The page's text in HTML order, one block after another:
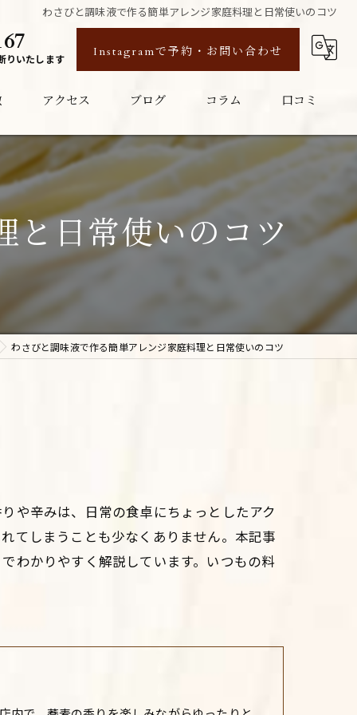
わさびと調味液で作る簡単アレンジ家庭料理と日常使いのコツ
りいたします Instagramで予約・お問い合わせ
アクセス ブログ コラム 口コミ
と日常使いのコツ
わさびと調味液で作る簡単アレンジ家庭料理と日常使いのコツ
や辛みは、日常の食卓にちょっとしたアク
てしまうことも少なくありません。本記事
わかりやすく解説しています。いつもの料